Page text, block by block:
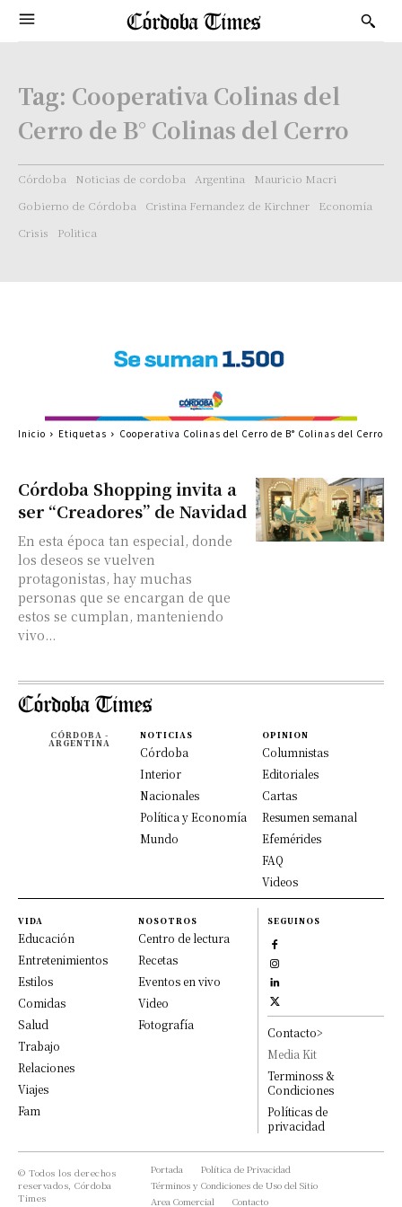
Tag: Cooperativa Colinas del
Cerro de B° Colinas del Cerro
Córdoba Noticias de cordoba Argentina
Mauricio Macri
Gobierno de Córdoba
Cristina Fernandez de Kirchner
Economía
Crisis
Politica
Córdoba Shopping invita a
ser “Creadores” de Navidad
En esta época tan especial, donde
los deseos se vuelven
protagonistas, hay muchas
personas que se encargan de que
estos se cumplan, manteniendo
vivo...
Inicio Etiquetas Cooperativa Colinas del Cerro de B° Colinas del Cerro
CÓRDOBA -
ARGENTINA
NOTICIAS
Córdoba
Interior
Nacionales
Política y Economía
Mundo
OPINION
Columnistas
Editoriales
Cartas
Resumen semanal
Efemérides
FAQ
Videos
VIDA
Educación
Entretenimientos
Estilos
Comidas
Salud
Trabajo
Relaciones
Viajes
Fam
NOSOTROS
Centro de lectura
Recetas
Eventos en vivo
Video
Fotografía
SEGUINOS
Contacto>
Media Kit
Terminoss &
Condiciones
Políticas de
privacidad
© Todos los derechos
reservados, Córdoba
Times
Portada
Política de Privacidad
Términos y Condiciones de Uso del Sitio
Area Comercial
Contacto